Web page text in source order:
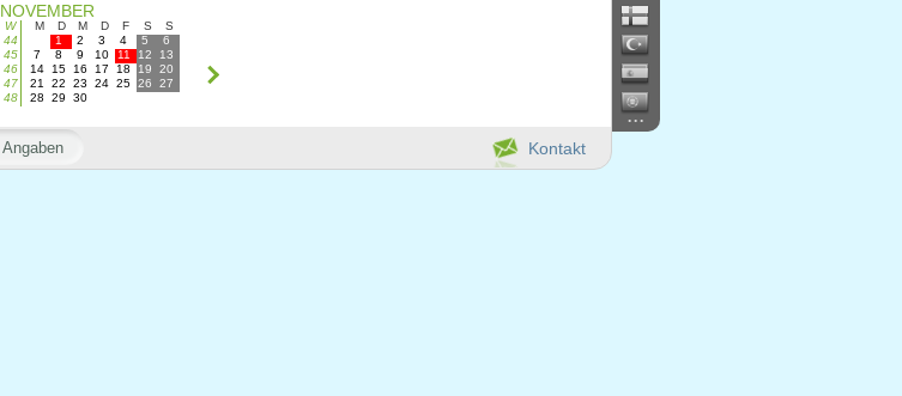
...
Kontakt
NOVEMBER
W M D M D F S
S
44
1 2 3 4 5
6
45
7 8 9 10 11 12
13
46
14 15 16 17 18 19
20
47
21 22 23 24 25 26
27
48
28 29 30
Angaben